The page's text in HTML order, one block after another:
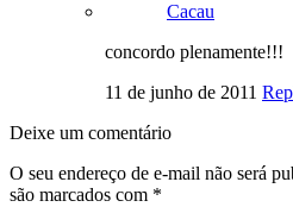
Cacau
concordo plenamente!!!
11 de junho de 2011
Deixe um comentário
O seu endereço de e-mail não será
são marcados com *